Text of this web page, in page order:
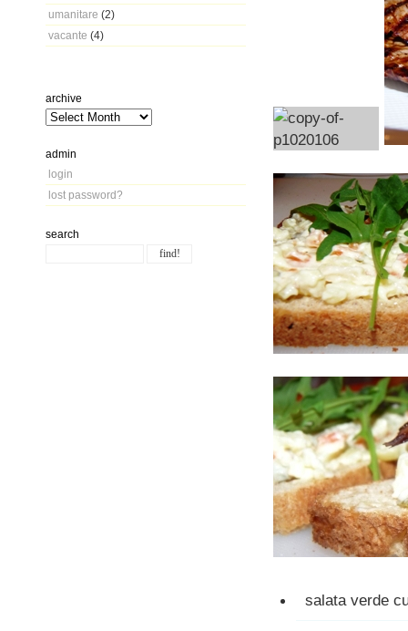
umanitare (2)
vacante (4)
archive
admin
login
lost password?
search
salata verde